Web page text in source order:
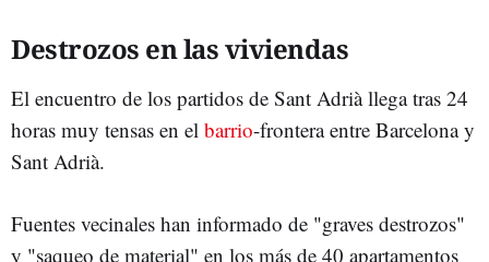
Destrozos en las viviendas
El encuentro de los partidos de Sant Adrià llega tras 24
horas muy tensas en el barrio-frontera entre Barcelona y
Sant Adrià.
Fuentes vecinales han informado de "graves destrozos"
y "saqueo de material" en los más de 40 apartamentos